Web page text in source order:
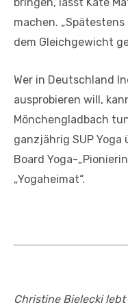
machen.
dem Gleichgewicht
Wer in Deutschland
ausprobieren will,
Mönchengladbach
ganzjährig SUP Yoga
Board Yoga-
„Yogaheimat“.
Christine Bielecki